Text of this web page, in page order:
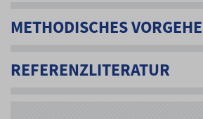
METHODISCHES
REFERENZLITERATUR